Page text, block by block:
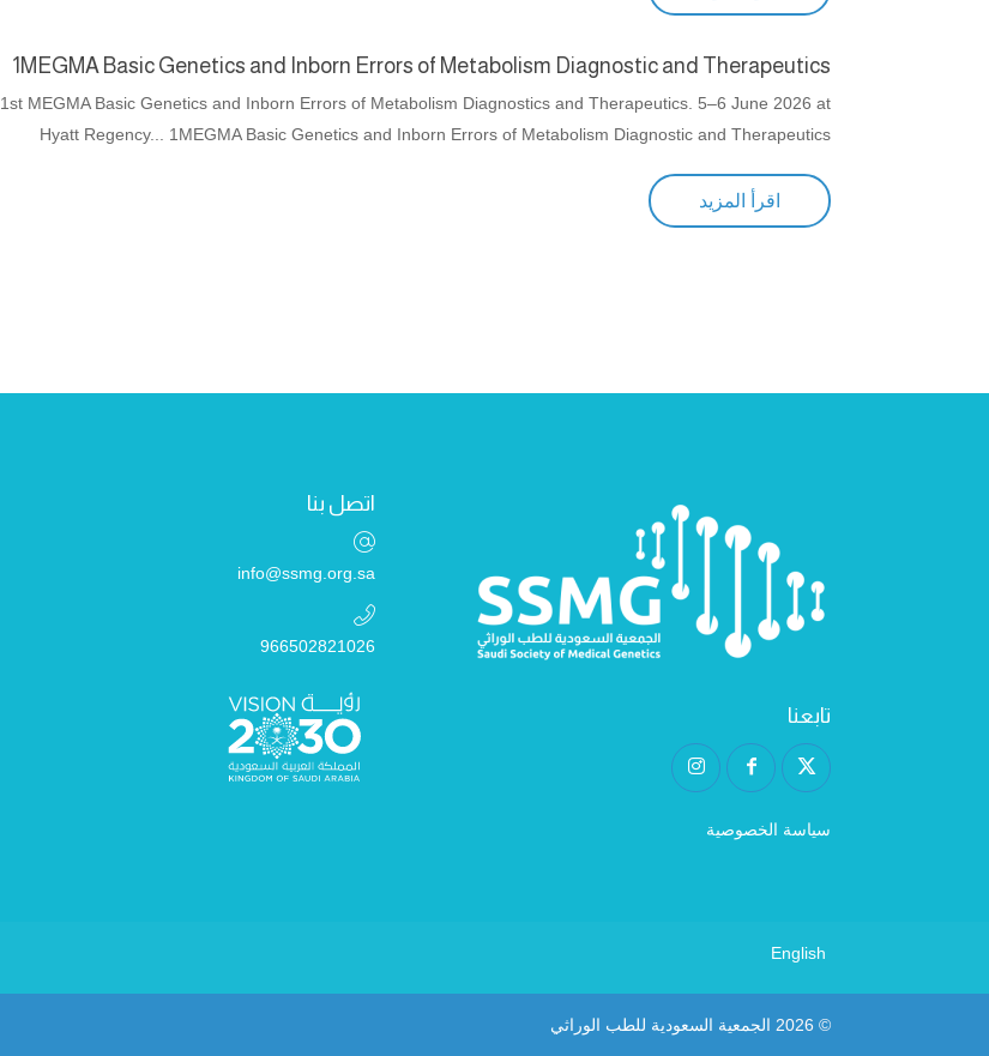
1MEGMA Basic Genetics and Inborn Errors of Metabolism Diagnostic and Therapeutics
1st MEGMA Basic Genetics and Inborn Errors of Metabolism Diagnostics and Therapeutics. 5–6 June 2026 at
Hyatt Regency... 1MEGMA Basic Genetics and Inborn Errors of Metabolism Diagnostic and Therapeutics
اقرأ المزيد
تابعنا
سياسة الخصوصية
اتصل بنا
info@ssmg.org.sa
966502821026
English
© 2026 الجمعية السعودية للطب الوراثي